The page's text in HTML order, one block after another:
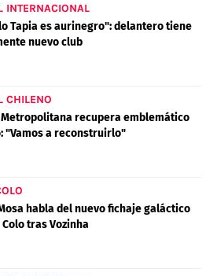
INTERNACIONAL
Tapia es aurinegro": delantero tiene
nuevo club
CHILENO
recupera emblemático
"Vamos a reconstruirlo"
habla del nuevo fichaje galáctico
Colo tras Vozinha